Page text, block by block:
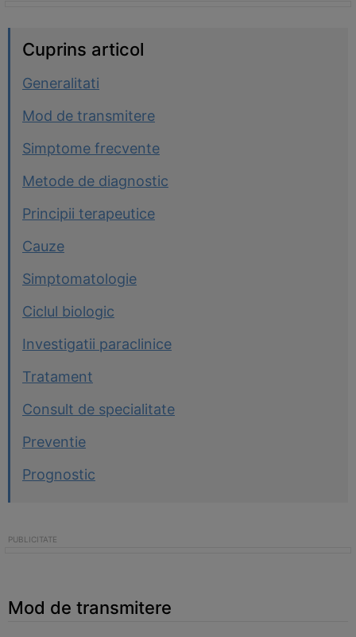
Cuprins articol
Generalitati
Mod de transmitere
Simptome frecvente
Metode de diagnostic
Principii terapeutice
Cauze
Simptomatologie
Ciclul biologic
Investigatii paraclinice
Tratament
Consult de specialitate
Preventie
Prognostic
Mod de transmitere